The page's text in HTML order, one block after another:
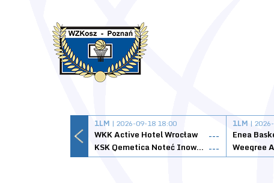
1LM | 2026-09-18 18:00
WKK Active Hotel Wrocław
---
KSK Qemetica Noteć Inowrocław ---
1LM |
Enea